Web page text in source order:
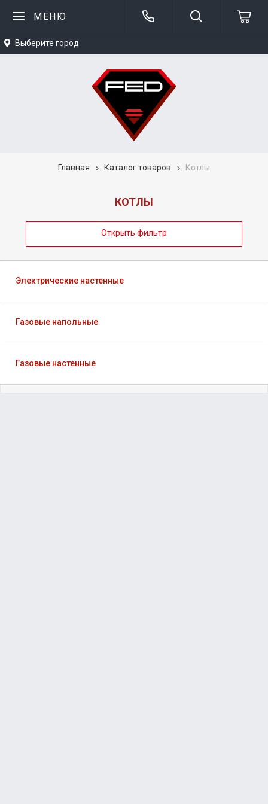
МЕНЮ
Выберите город
Главная Каталог товаров Котлы
КОТЛЫ
Открыть фильтр
Электрические настенные
Газовые напольные
Газовые настенные